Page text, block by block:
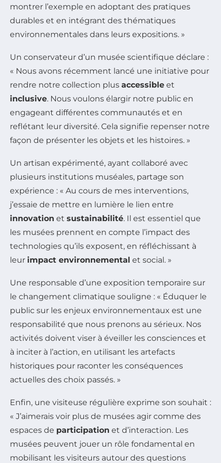
montrer l’exemple en adoptant des pratiques
durables et en intégrant des thématiques
environnementales dans leurs expositions. »
Un conservateur d’un musée scientifique déclare :
« Nous avons récemment lancé une initiative pour
rendre notre collection plus accessible et
inclusive. Nous voulons élargir notre public en
engageant différentes communautés et en
reflétant leur diversité. Cela signifie repenser notre
façon de présenter les objets et les histoires. »
Un artisan expérimenté, ayant collaboré avec
plusieurs institutions muséales, partage son
expérience : « Au cours de mes interventions,
j’essaie de mettre en lumière le lien entre
innovation et sustainabilité. Il est essentiel que
les musées prennent en compte l’impact des
technologies qu’ils exposent, en réfléchissant à
leur impact environnemental et social. »
Une responsable d’une exposition temporaire sur
le changement climatique souligne : « Éduquer le
public sur les enjeux environnementaux est une
responsabilité que nous prenons au sérieux. Nos
activités doivent viser à éveiller les consciences et
à inciter à l’action, en utilisant les artefacts
historiques pour raconter les conséquences
actuelles des choix passés. »
Enfin, une visiteuse régulière exprime son souhait :
« J’aimerais voir plus de musées agir comme des
espaces de participation et d’interaction. Les
musées peuvent jouer un rôle fondamental en
mobilisant les visiteurs autour des questions